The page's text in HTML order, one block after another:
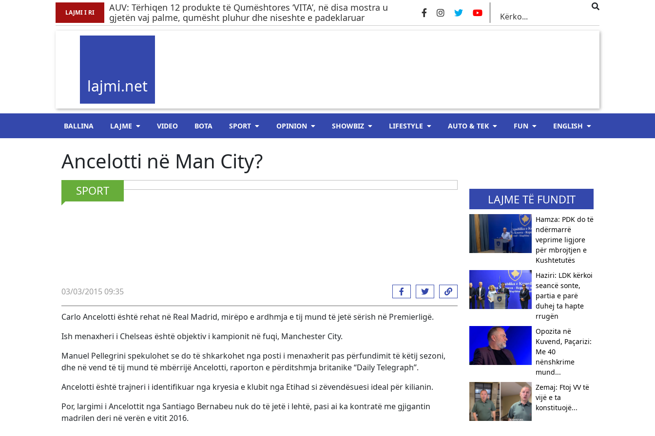
LAJMI I RI
AUV: Tërhiqen 12 produkte të Qumështores ‘VITA’, në disa mostra u
gjetën vaj palme, qumësht pluhur dhe niseshte e padeklaruar
lajmi.net
BALLINA LAJME VIDEO BOTA SPORT OPINION SHOWBIZ LIFESTYLE AUTO & TEK FUN ENGLISH
Ancelotti në Man City?
SPORT
03/03/2015 09:35
Carlo Ancelotti është rehat në Real Madrid, mirëpo e ardhmja e tij mund të jetë sërish në Premierligë.
Ish menaxheri i Chelseas është objektiv i kampionit në fuqi, Manchester City.
Manuel Pellegrini spekulohet se do të shkarkohet nga posti i menaxherit pas përfundimit të këtij sezoni,
dhe në vend të tij mund të mbërrijë Ancelotti, raporton e përditshmja britanike “Daily Telegraph”.
Ancelotti është trajneri i identifikuar nga kryesia e klubit nga Etihad si zëvendësuesi ideal për kilianin.
Por, largimi i Ancelottit nga Santiago Bernabeu nuk do të jetë i lehtë, pasi ai ka kontratë me gjigantin
madrilen deri në verën e vitit 2016.
LAJME TË FUNDIT
Hamza: PDK do të
ndërmarrë
veprime ligjore
për mbrojtjen e
Kushtetutës
Haziri: LDK kërkoi
seancë sonte,
partia e parë
duhej ta hapte
rrugën
Opozita në
Kuvend, Paçarizi:
Me 40
nënshkrime
mund...
Zemaj: Ftoj VV të
vijë e ta
konstituojë...